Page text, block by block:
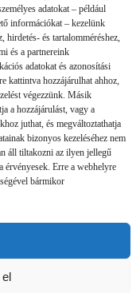
adatokat – például
információkat – kezelünk
hirdetés- és tartalomméréshez,
és a partnereink
adatokat és azonosítási
kattintva hozzájárulhat ahhoz,
végezzünk. Másik
a hozzájárulást, vagy a
juthat, és megváltoztathatja
bizonyos kezeléséhez nem
áll tiltakozni az ilyen jellegű
érvényesek. Erre a webhelyre
bármikor